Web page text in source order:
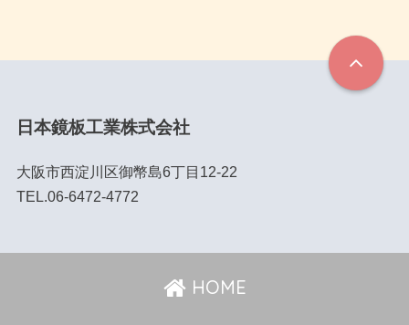
日本鏡板工業株式会社
大阪市西淀川区御幣島6丁目12-22
TEL.06-6472-4772
HOME